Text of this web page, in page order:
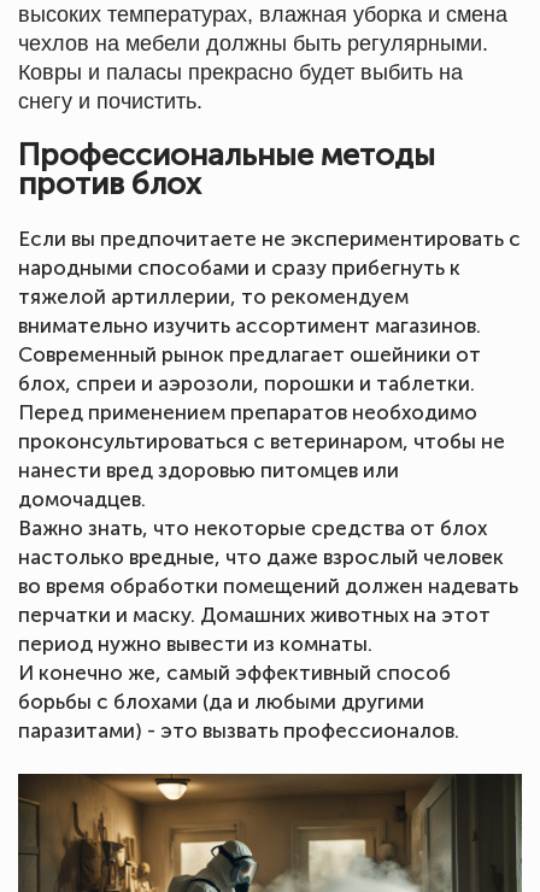
высоких температурах, влажная уборка и смена
чехлов на мебели должны быть регулярными.
Ковры и паласы прекрасно будет выбить на
снегу и почистить.
Профессиональные методы
против блох
Если вы предпочитаете не экспериментировать с
народными способами и сразу прибегнуть к
тяжелой артиллерии, то рекомендуем
внимательно изучить ассортимент магазинов.
Современный рынок предлагает ошейники от
блох, спреи и аэрозоли, порошки и таблетки.
Перед применением препаратов необходимо
проконсультироваться с ветеринаром, чтобы не
нанести вред здоровью питомцев или
домочадцев.
Важно знать, что некоторые средства от блох
настолько вредные, что даже взрослый человек
во время обработки помещений должен надевать
перчатки и маску. Домашних животных на этот
период нужно вывести из комнаты.
И конечно же, самый эффективный способ
борьбы с блохами (да и любыми другими
паразитами) - это вызвать профессионалов.